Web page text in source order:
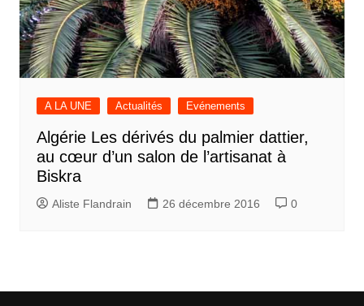
A LA UNE Actualités Evénements
Algérie Les dérivés du palmier dattier,
au cœur d’un salon de l’artisanat à
Biskra
Aliste Flandrain 26 décembre 2016 0